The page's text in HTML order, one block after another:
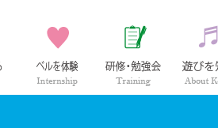
社員紹介 インターンシップ 研修・勉強会